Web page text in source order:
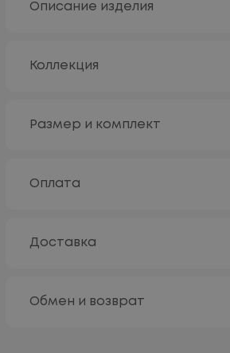
Описание изделия
Коллекция
Размер и комплект
Оплата
Доставка
Обмен и возврат